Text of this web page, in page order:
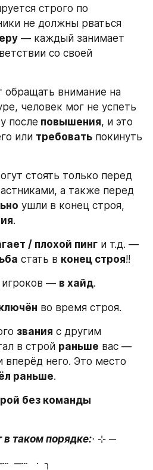
не должны рваться
— каждый занимает
человек мог не успеть
после повышения, и это
или требовать покинуть
а также перед
.
/ плохой пинг
стать в конец строя!!
игроков — в хайд.
во время строя.
звания с другим
в строй раньше вас —
вперёд него. Это место
раньше.
без команды
в таком порядке:⋅ ⊹ ─
─┄   ·  ╮